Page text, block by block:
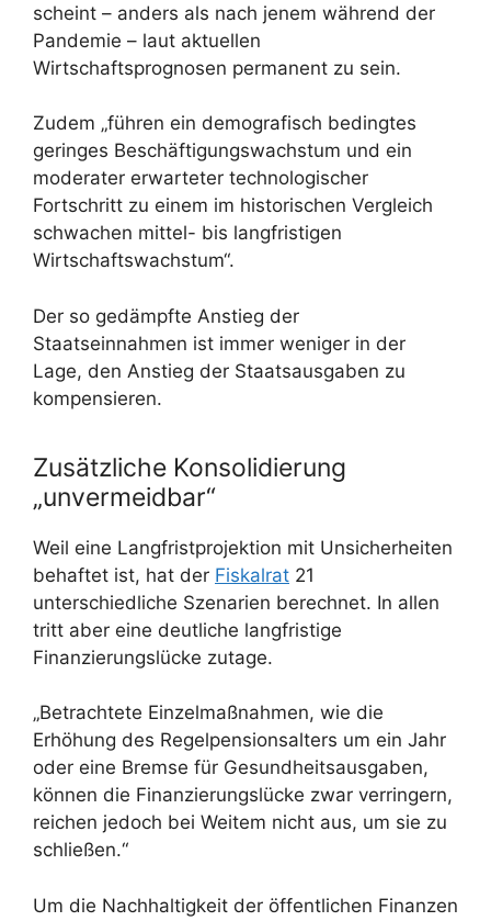
scheint – anders als nach jenem während der
Pandemie – laut aktuellen
Wirtschaftsprognosen permanent zu sein.
Zudem „führen ein demografisch bedingtes
geringes Beschäftigungswachstum und ein
moderater erwarteter technologischer
Fortschritt zu einem im historischen Vergleich
schwachen mittel- bis langfristigen
Wirtschaftswachstum“.
Der so gedämpfte Anstieg der
Staatseinnahmen ist immer weniger in der
Lage, den Anstieg der Staatsausgaben zu
kompensieren.
Zusätzliche Konsolidierung
„unvermeidbar“
Weil eine Langfristprojektion mit Unsicherheiten
behaftet ist, hat der Fiskalrat 21
unterschiedliche Szenarien berechnet. In allen
tritt aber eine deutliche langfristige
Finanzierungslücke zutage.
„Betrachtete Einzelmaßnahmen, wie die
Erhöhung des Regelpensionsalters um ein Jahr
oder eine Bremse für Gesundheitsausgaben,
können die Finanzierungslücke zwar verringern,
reichen jedoch bei Weitem nicht aus, um sie zu
schließen.“
Um die Nachhaltigkeit der öffentlichen Finanzen